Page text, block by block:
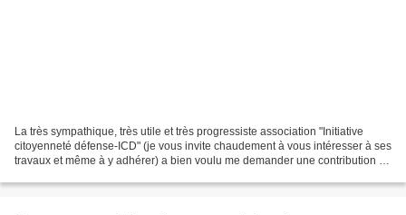
La très sympathique, très utile et très progressiste association "Initiative
citoyenneté défense-ICD" (je vous invite chaudement à vous intéresser à ses
travaux et même à y adhérer) a bien voulu me demander une contribution au